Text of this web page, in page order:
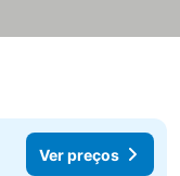
Ver preços